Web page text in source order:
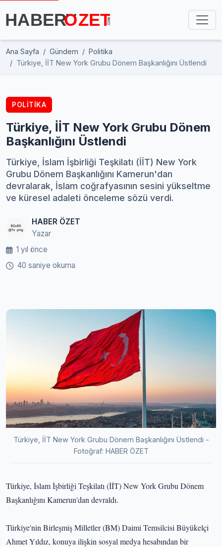
Ana Sayfa Gündem
Politika
Türkiye, İİT New York Grubu Dönem Başkanlığını Üstlendi
POLITIKA
Türkiye, İİT New York Grubu Dönem
Başkanlığını Üstlendi
Türkiye, İslam İşbirliği Teşkilatı (İİT) New York
Grubu Dönem Başkanlığını Kamerun'dan
devralarak, İslam coğrafyasının sesini yükseltme
ve küresel adaleti önceleme sözü verdi.
HABER ÖZET
Yazar
1 yıl önce
40 saniye okuma
Türkiye, İİT New York Grubu Dönem Başkanlığını Üstlendi -
Fotoğraf: HABER ÖZET
Türkiye, İslam İşbirliği Teşkilatı (İİT) New York Grubu Dönem
Başkanlığını Kamerun'dan devraldı.
Türkiye'nin Birleşmiş Milletler (BM) Daimi Temsilcisi Büyükelçi
Ahmet Yıldız, konuya ilişkin sosyal medya hesabından bir